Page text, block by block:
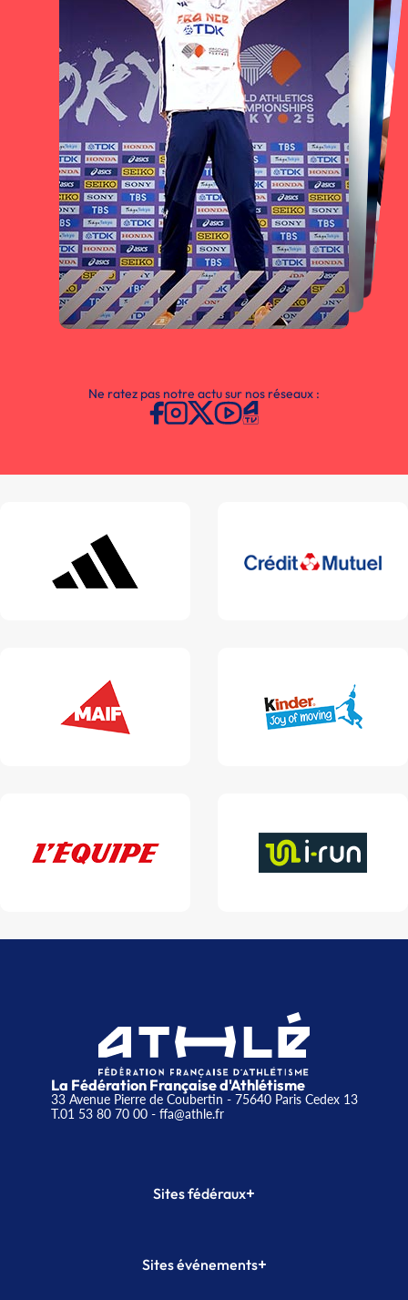
Ne ratez pas notre actu sur nos réseaux :
La Fédération Française d'Athlétisme
33 Avenue Pierre de Coubertin - 75640 Paris Cedex 13
T.01 53 80 70 00- ffa@athle.fr
Sites fédéraux+
Plateforme Formation
Sites événements+